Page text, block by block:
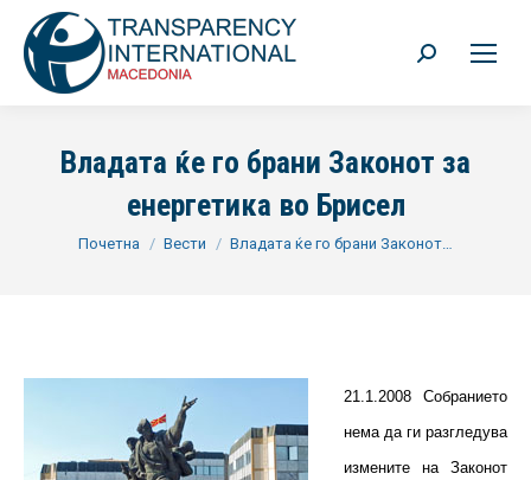
Search:
Владата ќе го брани Законот за
енергетика во Брисел
You are here:
Почетна Вести Владата ќе го брани Законот…
21.1.2008 Собранието
нема да ги разгледува
измените на Законот